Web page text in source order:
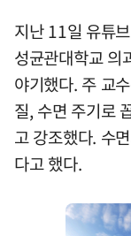
지난 11일 유튜
성균관대학교 의
야기했다. 주 교
질, 수면 주기로
고 강조했다. 수
다고 했다.